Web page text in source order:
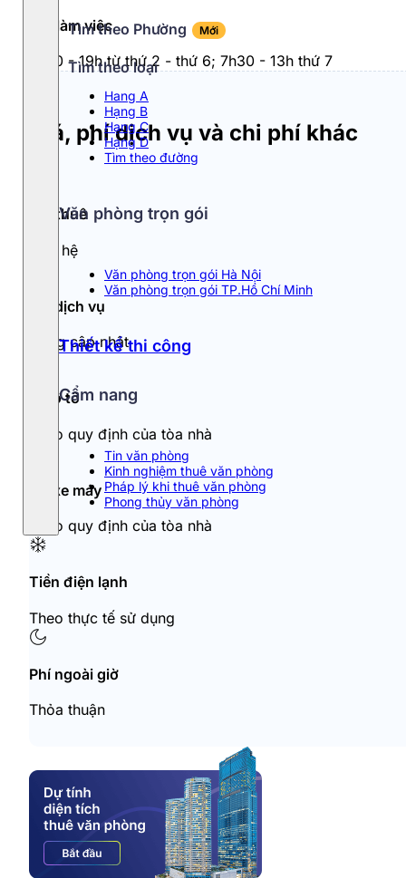
Tìm theo Phường Mới
Tìm theo loại
Hang A
Hạng B
Hạng C
Hạng D
Tìm theo đường
Văn phòng trọn gói
Văn phòng trọn gói Hà Nội
Văn phòng trọn gói TP.Hồ Chí Minh
Thiết kế thi công
Cẩm nang
Tin văn phòng
Kinh nghiệm thuê văn phòng
Pháp lý khi thuê văn phòng
Phong thủy văn phòng
Giờ làm việc
7h30 - 19h từ thứ 2 - thứ 6; 7h30 - 13h thứ 7
Giá, phí dịch vụ và chi phí khác
Giá thuê
Liên hệ
Phí dịch vụ
Đang cập nhật
Đỗ ô tô
Theo quy định của tòa nhà
Đỗ xe máy
Theo quy định của tòa nhà
Tiền điện lạnh
Theo thực tế sử dụng
Phí ngoài giờ
Thỏa thuận